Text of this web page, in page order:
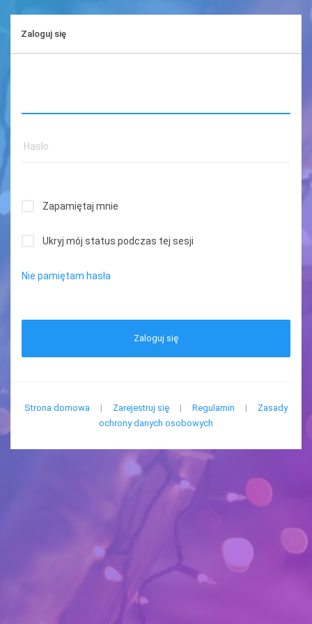
Zaloguj się
Zapamiętaj mnie
Ukryj mój status podczas tej sesji
Nie pamiętam hasła
Zaloguj się
Strona domowa | Zarejestruj się | Regulamin |
Zasady
ochrony danych osobowych